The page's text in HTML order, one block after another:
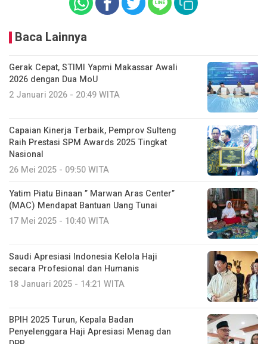
Baca Lainnya
Gerak Cepat, STIMI Yapmi Makassar Awali
2026 dengan Dua MoU
2 Januari 2026 - 20:49 WITA
Capaian Kinerja Terbaik, Pemprov Sulteng
Raih Prestasi SPM Awards 2025 Tingkat
Nasional
26 Mei 2025 - 09:50 WITA
Yatim Piatu Binaan ” Marwan Aras Center”
(MAC) Mendapat Bantuan Uang Tunai
17 Mei 2025 - 10:40 WITA
Saudi Apresiasi Indonesia Kelola Haji
secara Profesional dan Humanis
18 Januari 2025 - 14:21 WITA
BPIH 2025 Turun, Kepala Badan
Penyelenggara Haji Apresiasi Menag dan